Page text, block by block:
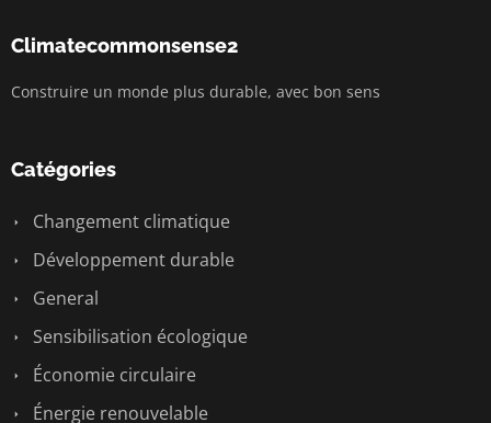
Climatecommonsense2
Construire un monde plus durable, avec bon sens
Catégories
Changement climatique
Développement durable
General
Sensibilisation écologique
Économie circulaire
Énergie renouvelable